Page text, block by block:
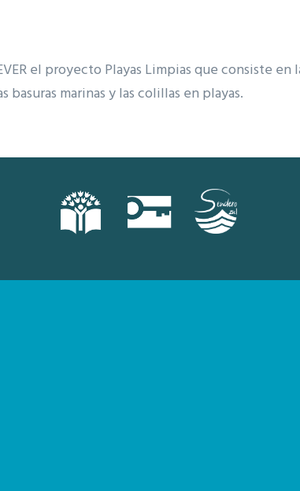
el proyecto Playas Limpias que consiste
marinas y las colillas en playas.